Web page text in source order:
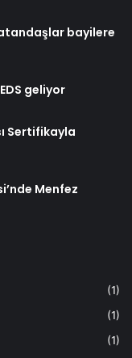
bayilere
geliyor
Sertifikayla
Menfez
(1)
(1)
(1)